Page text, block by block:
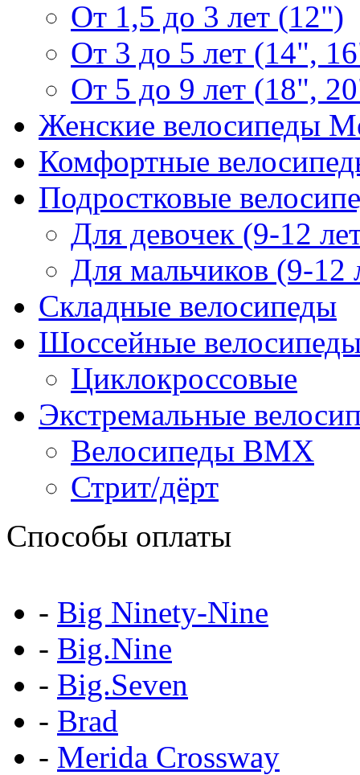
От 1,5 до 3 лет (12")
От 3 до 5 лет (14",
От 5 до 9 лет (18",
Женские велосипеды
Комфортные
Подростковые
Для девочек (9-12
Для мальчиков (9-12
Складные велосипеды
Шоссейные
Циклокроссовые
Экстремальные
Велосипеды BMX
Стрит/дёрт
Способы оплаты
- Big Ninety-Nine
- Big.Nine
- Big.Seven
- Brad
- Merida Crossway